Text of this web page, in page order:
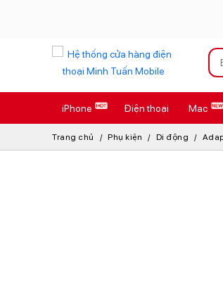
iPhone Điện thoại Mac
Trang chủ Phụ kiện Di động